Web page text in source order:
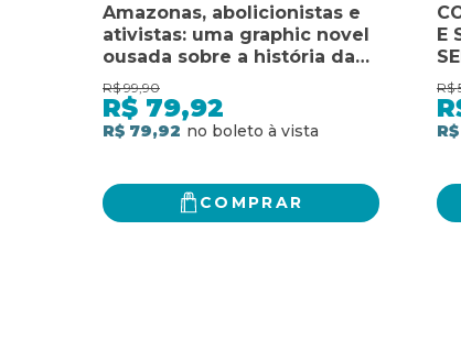
Amazonas, abolicionistas e
ativistas: uma graphic novel
ousada sobre a história da
luta das mulheres pelos
seus direitos
R$ 99,90
R$ 79,92
R$ 79,92
COMPRAR
E
R$